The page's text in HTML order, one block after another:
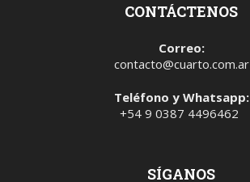
CONTÁCTENOS
Correo:
contacto@cuarto.com.ar
Teléfono y Whatsapp:
+54 9 0387 4496462
SÍGANOS